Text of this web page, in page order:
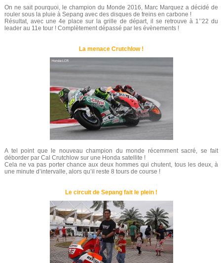
On ne sait pourquoi, le champion du Monde 2016, Marc Marquez a décidé de
rouler sous la pluie à Sepang avec des disques de freins en carbone !
Résultat, avec une 4e place sur la grille de départ, il se retrouve à 1’’22 du
leader au 11e tour ! Complètement dépassé par les évènements !
La menace Crutchlow !
A tel point que le nouveau champion du monde récemment sacré, se fait
déborder par Cal Crutchlow sur une Honda satellite !
Cela ne va pas porter chance aux deux hommes qui chutent, tous les deux, à
une minute d’intervalle, alors qu’il reste 8 tours de course !
Le circuit de Sepang fait le plein !